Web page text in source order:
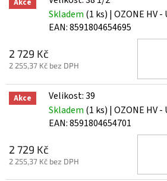
Akce
Skladem (1 ks) | OZONE HV -
EAN:8591804654695
2 729 Kč
2 255,37 Kč bez DPH
Akce
Velikost: 39
Skladem (1 ks) | OZONE HV -
EAN:8591804654701
2 729 Kč
2 255,37 Kč bez DPH